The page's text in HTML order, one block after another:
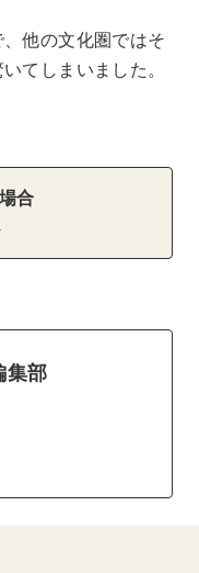
他の文化圏ではそ
てしまいました。
合
集部